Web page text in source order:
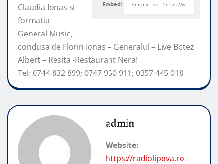
Embed:
Claudia Ionas si
formatia
General Music,
condusa de Florin Ionas – Generalul – Live Botez
Albert – Resita -Restaurant Nera!
Tel: 0744 832 899; 0747 960 911; 0357 445 018
admin
Website:
https://radiolipova.ro